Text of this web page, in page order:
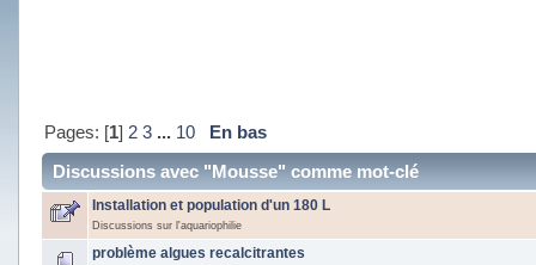
Pages: [1]2 3 ... 10 En bas
Discussions avec "Mousse" comme mot-clé
Installation et population d'un 180 L
Discussions sur l'aquariophilie
problème algues recalcitrantes